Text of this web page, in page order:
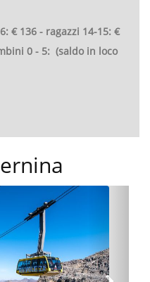
€ 136 - ragazzi 14-15: €
0 - 5: (saldo in loco